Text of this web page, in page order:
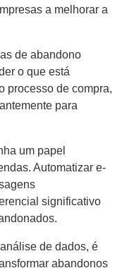
a melhorar a
de abandono
o que está
processo de compra,
para
um papel
Automatizar e-
significativo
de dados, é
abandonos